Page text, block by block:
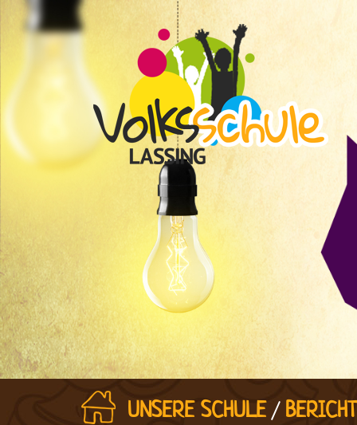
UNSERE SCHULE/